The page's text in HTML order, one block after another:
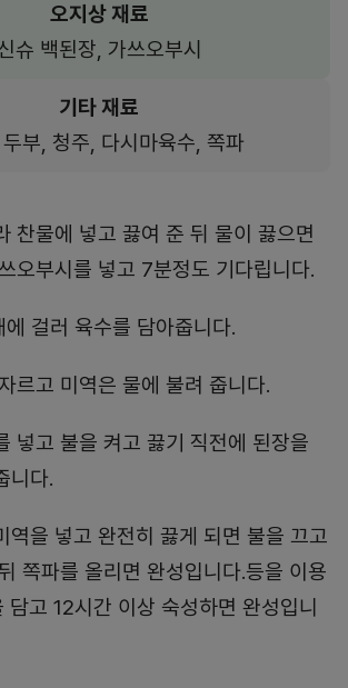
오지상 재료
슈 백된장, 가쓰오부시
기타 재료
부, 청주, 다시마육수, 쪽파
찬물에 넣고 끓여 준 뒤 물이 끓으면
오부시를 넣고 7분정도 기다립니다.
에 걸러 육수를 담아줍니다.
르고 미역은 물에 불려 줍니다.
넣고 불을 켜고 끓기 직전에 된장을
니다.
역을 넣고 완전히 끓게 되면 불을 끄고
쪽파를 올리면 완성입니다.등을 이용
고 12시간 이상 숙성하면 완성입니